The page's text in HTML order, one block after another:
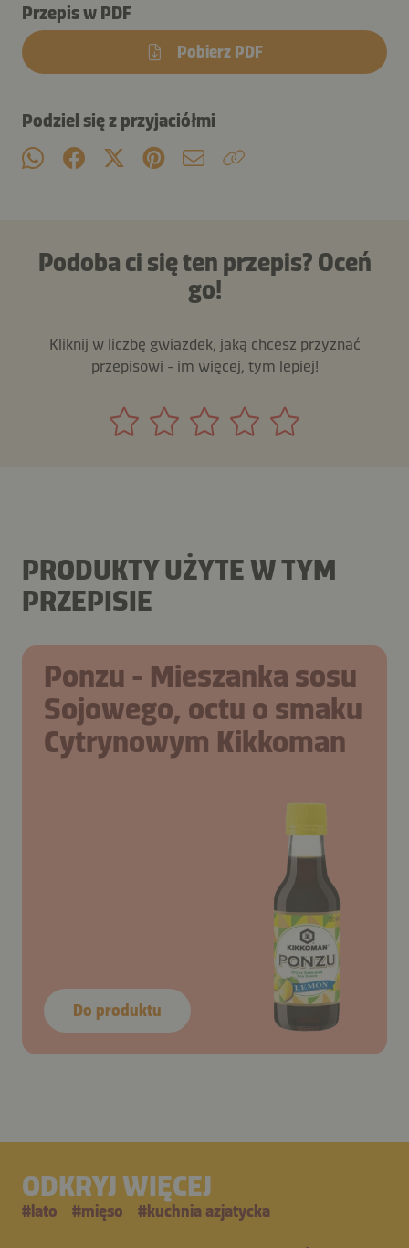
Przepis w PDF
Pobierz PDF
Podziel się z przyjaciółmi
Podoba ci się ten przepis? Oceń
go!
Kliknij w liczbę gwiazdek, jaką chcesz przyznać
przepisowi - im więcej, tym lepiej!
PRODUKTY UŻYTE W TYM
PRZEPISIE
Ponzu - Mieszanka sosu
Sojowego, octu o smaku
Cytrynowym Kikkoman
Do produktu
ODKRYJ WIĘCEJ
#lato #mięso #kuchnia azjatycka